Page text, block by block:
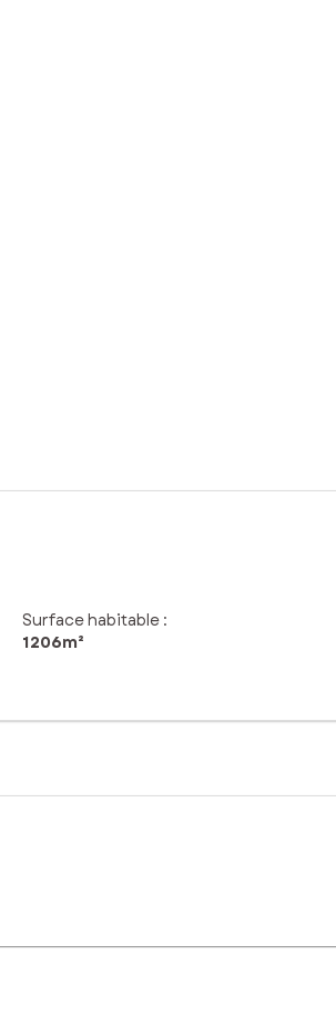
Surface habitable :
1 206m²